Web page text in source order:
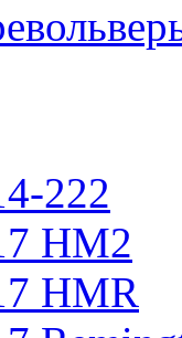
222
HM2
HMR